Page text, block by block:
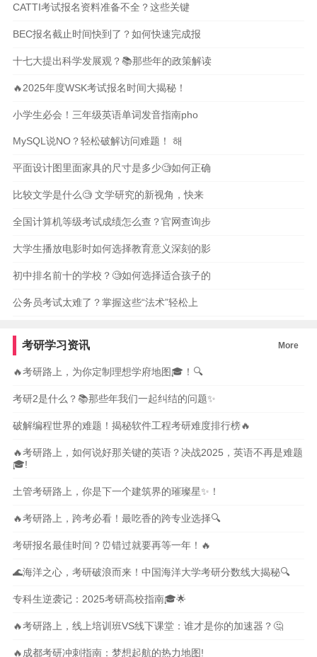
CATTI考试报名资料准备不全？这些关键
BEC报名截止时间快到了？如何快速完成报
十七大提出科学发展观？📚那些年的政策解读
🔥2025年度WSK考试报名时间大揭秘！
小学生必会！三年级英语单词发音指南pho
MySQL说NO？轻松破解访问难题！ 해
平面设计图里面家具的尺寸是多少🧐如何正确
比较文学是什么🧐 文学研究的新视角，快来
全国计算机等级考试成绩怎么查？官网查询步
大学生播放电影时如何选择教育意义深刻的影
初中排名前十的学校？🧐如何选择适合孩子的
公务员考试太难了？掌握这些“法术”轻松上
考研学习资讯 More
🔥考研路上，为你定制理想学府地图🎓！🔍
考研2是什么？📚那些年我们一起纠结的问题✨
破解编程世界的难题！揭秘软件工程考研难度排行榜🔥
🔥考研路上，如何说好那关键的英语？决战2025，英语不再是难题
🎓!
土管考研路上，你是下一个建筑界的璀璨星✨！
🔥考研路上，跨考必看！最吃香的跨专业选择🔍
考研报名最佳时间？⏰错过就要再等一年！🔥
🌊海洋之心，考研破浪而来！中国海洋大学考研分数线大揭秘🔍
专科生逆袭记：2025考研高校指南🎓🌟
🔥考研路上，线上培训班VS线下课堂：谁才是你的加速器？🤔
🔥成都考研冲刺指南：梦想起航的热力地图!